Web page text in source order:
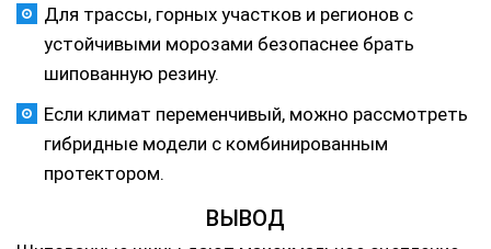
Для трассы, горных участков и регионов с
устойчивыми морозами безопаснее брать
шипованную резину.
Если климат переменчивый, можно рассмотреть
гибридные модели с комбинированным
протектором.
ВЫВОД